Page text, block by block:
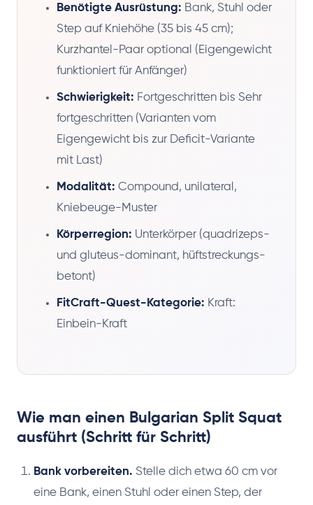
Benötigte Ausrüstung: Bank, Stuhl oder
Step auf Kniehöhe (35 bis 45 cm);
Kurzhantel-Paar optional (Eigengewicht
funktioniert für Anfänger)
Schwierigkeit: Fortgeschritten bis Sehr
fortgeschritten (Varianten vom
Eigengewicht bis zur Deficit-Variante
mit Last)
Modalität: Compound, unilateral,
Kniebeuge-Muster
Körperregion: Unterkörper (quadrizeps-
und gluteus-dominant, hüftstreckungs-
betont)
FitCraft-Quest-Kategorie: Kraft:
Einbein-Kraft
Wie man einen Bulgarian Split Squat
ausführt (Schritt für Schritt)
Bank vorbereiten. Stelle dich etwa 60 cm vor
eine Bank, einen Stuhl oder einen Step, der